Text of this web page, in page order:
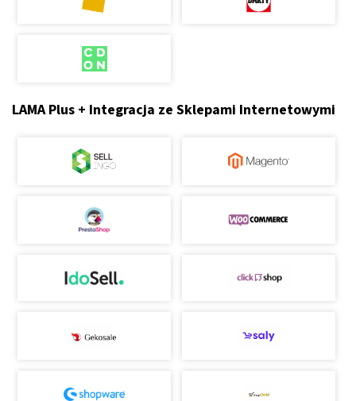
LAMA Plus + Integracja ze Sklepami Internetowymi